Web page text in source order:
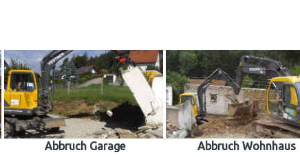
Abbruch Garage Abbruch Wohnhaus